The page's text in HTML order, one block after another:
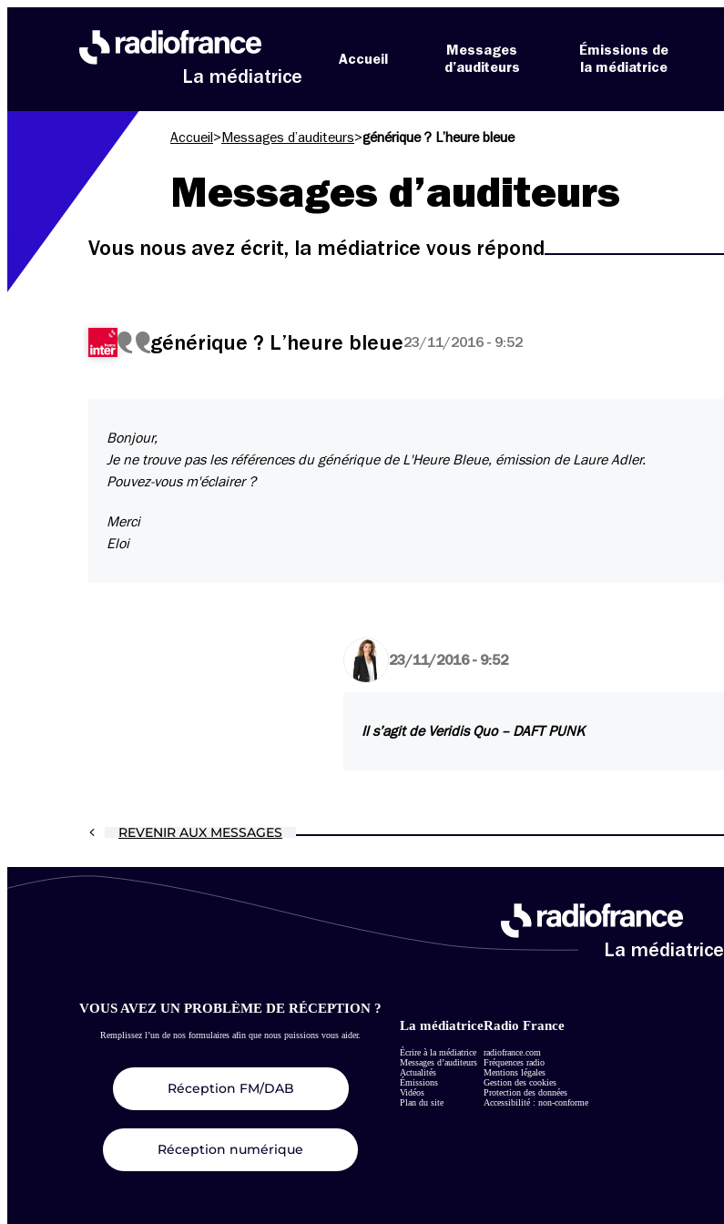
La médiatrice
Accueil
Messages
d’auditeurs
Émissions de
la médiatrice
Accueil > Messages d’auditeurs>générique ? L’heure bleue
Messages d’auditeurs
Vous nous avez écrit, la médiatrice vous répond
générique ? L’heure bleue23/11/2016 - 9:52
Bonjour,
Je ne trouve pas les références du générique de L'Heure Bleue, émission de Laure Adler.
Pouvez-vous m'éclairer ?
Merci
Eloi
23/11/2016 - 9:52
Il s’agit de Veridis Quo– DAFT PUNK
REVENIR AUX MESSAGES
La médiatrice
VOUS AVEZ UN PROBLÈME DE RÉCEPTION ?
Remplissez l’un de nos formulaires afin que nous puissions vous aider.
Réception FM/DAB
Réception numérique
La médiatrice
Écrire à la médiatrice
Messages d’auditeurs
Actualités
Émissions
Vidéos
Plan du site
Radio France
radiofrance.com
Fréquences radio
Mentions légales
Gestion des cookies
Protection des données
Accessibilité : non-conforme